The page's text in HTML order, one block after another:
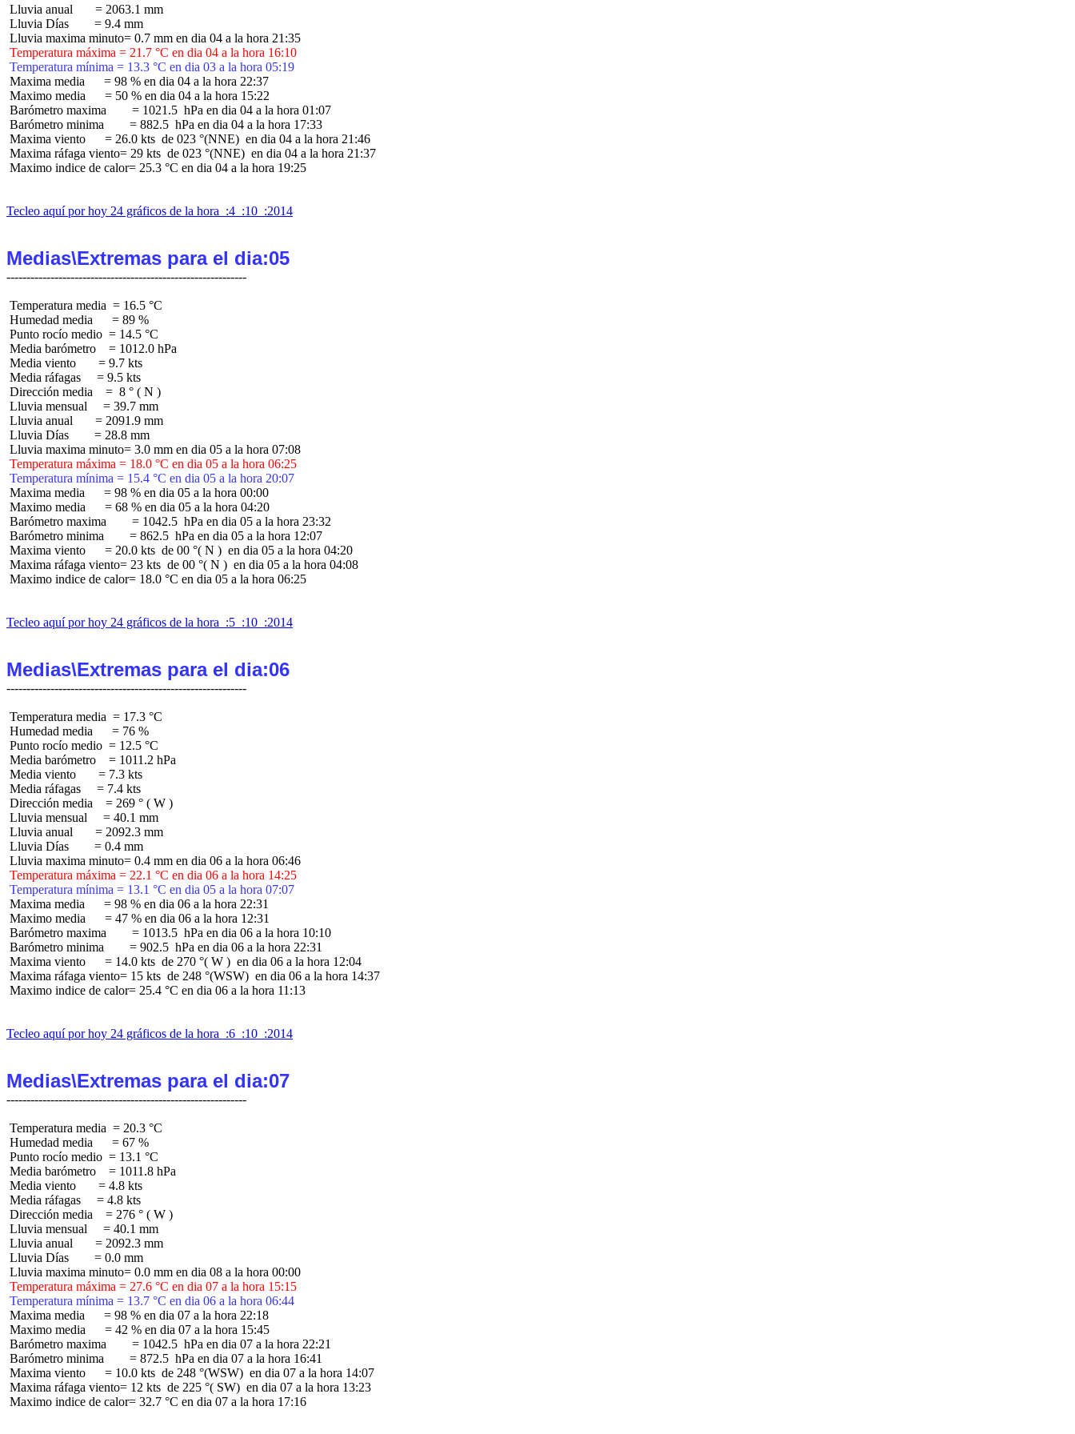
Lluvia anual       = 2063.1 mm
Lluvia Días        = 9.4 mm
Temperatura máxima = 21.7 °C en dia 04 a la hora 16:10
Temperatura mínima = 13.3 °C en dia 03 a la hora 05:19
Maxima media      = 98 % en dia 04 a la hora 22:37
Maximo media      = 50 % en dia 04 a la hora 15:22
Barómetro maxima        = 1021.5  hPa en dia 04 a la hora 01:07
Barómetro minima        = 882.5  hPa en dia 04 a la hora 17:33
Maxima viento      = 26.0 kts  de 023 °(NNE)  en dia 04 a la hora 21:46
Maxima ráfaga viento= 29 kts  de 023 °(NNE)  en dia 04 a la hora 21:37
Maximo indice de calor= 25.3 °C en dia 04 a la hora 19:25
Tecleo aquí por hoy 24 gráficos de la hora  :4  :10  :2014
Medias\Extremas para el dia:05
Temperatura media  = 16.5 °C
Humedad media      = 89 %
Punto rocío medio  = 14.5 °C
Media barómetro    = 1012.0 hPa
Media viento       = 9.7 kts
Media ráfagas     = 9.5 kts
Dirección media    =  8 ° ( N )
Lluvia mensual     = 39.7 mm
Lluvia anual       = 2091.9 mm
Lluvia Días        = 28.8 mm
Temperatura máxima = 18.0 °C en dia 05 a la hora 06:25
Temperatura mínima = 15.4 °C en dia 05 a la hora 20:07
Maxima media      = 98 % en dia 05 a la hora 00:00
Maximo media      = 68 % en dia 05 a la hora 04:20
Barómetro maxima        = 1042.5  hPa en dia 05 a la hora 23:32
Barómetro minima        = 862.5  hPa en dia 05 a la hora 12:07
Maxima viento      = 20.0 kts  de 00 °( N )  en dia 05 a la hora 04:20
Maxima ráfaga viento= 23 kts  de 00 °( N )  en dia 05 a la hora 04:08
Maximo indice de calor= 18.0 °C en dia 05 a la hora 06:25
Tecleo aquí por hoy 24 gráficos de la hora  :5  :10  :2014
Medias\Extremas para el dia:06
Temperatura media  = 17.3 °C
Humedad media      = 76 %
Punto rocío medio  = 12.5 °C
Media barómetro    = 1011.2 hPa
Media viento       = 7.3 kts
Media ráfagas     = 7.4 kts
Dirección media    = 269 ° ( W )
Lluvia mensual     = 40.1 mm
Lluvia anual       = 2092.3 mm
Lluvia Días        = 0.4 mm
Temperatura máxima = 22.1 °C en dia 06 a la hora 14:25
Temperatura mínima = 13.1 °C en dia 05 a la hora 07:07
Maxima media      = 98 % en dia 06 a la hora 22:31
Maximo media      = 47 % en dia 06 a la hora 12:31
Barómetro maxima        = 1013.5  hPa en dia 06 a la hora 10:10
Barómetro minima        = 902.5  hPa en dia 06 a la hora 22:31
Maxima viento      = 14.0 kts  de 270 °( W )  en dia 06 a la hora 12:04
Maxima ráfaga viento= 15 kts  de 248 °(WSW)  en dia 06 a la hora 14:37
Maximo indice de calor= 25.4 °C en dia 06 a la hora 11:13
Tecleo aquí por hoy 24 gráficos de la hora  :6  :10  :2014
Medias\Extremas para el dia:07
Temperatura media  = 20.3 °C
Humedad media      = 67 %
Punto rocío medio  = 13.1 °C
Media barómetro    = 1011.8 hPa
Media viento       = 4.8 kts
Media ráfagas     = 4.8 kts
Dirección media    = 276 ° ( W )
Lluvia mensual     = 40.1 mm
Lluvia anual       = 2092.3 mm
Lluvia Días        = 0.0 mm
Temperatura máxima = 27.6 °C en dia 07 a la hora 15:15
Temperatura mínima = 13.7 °C en dia 06 a la hora 06:44
Maxima media      = 98 % en dia 07 a la hora 22:18
Maximo media      = 42 % en dia 07 a la hora 15:45
Barómetro maxima        = 1042.5  hPa en dia 07 a la hora 22:21
Barómetro minima        = 872.5  hPa en dia 07 a la hora 16:41
Maxima viento      = 10.0 kts  de 248 °(WSW)  en dia 07 a la hora 14:07
Maxima ráfaga viento= 12 kts  de 225 °( SW)  en dia 07 a la hora 13:23
Maximo indice de calor= 32.7 °C en dia 07 a la hora 17:16